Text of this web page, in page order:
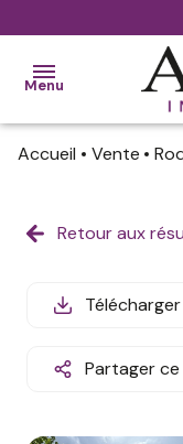
Menu
ventes
mon
Accueil Vente
Retour aux
Partager ce